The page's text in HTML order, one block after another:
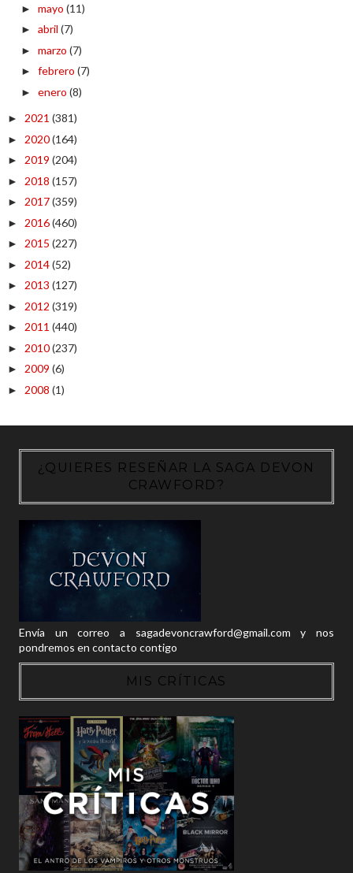
► mayo (11)
► abril (7)
► marzo (7)
► febrero (7)
► enero (8)
► 2021 (381)
► 2020(164)
► 2019 (204)
► 2018 (157)
► 2017(359)
► 2016(460)
► 2015 (227)
► 2014(52)
► 2013 (127)
► 2012 (319)
► 2011 (440)
► 2010(237)
► 2009 (6)
► 2008 (1)
¿QUIERES RESEÑAR LA SAGA DEVON
CRAWFORD?
Envía un correo a sagadevoncrawford@gmail.com y nos
pondremos en contacto contigo
MIS CRÍTICAS